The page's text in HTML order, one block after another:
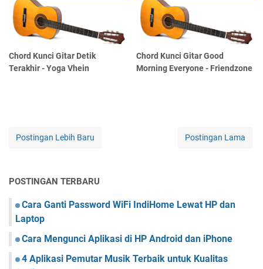
Chord Kunci Gitar Detik
Terakhir - Yoga Vhein
Chord Kunci Gitar Good
Morning Everyone - Friendzone
Postingan Lebih Baru Postingan Lama
POSTINGAN TERBARU
Cara Ganti Password WiFi IndiHome Lewat HP dan
Laptop
Cara Mengunci Aplikasi di HP Android dan iPhone
4 Aplikasi Pemutar Musik Terbaik untuk Kualitas